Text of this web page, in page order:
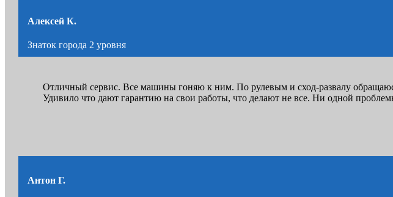
Алексей К.
Знаток города 2 уровня
Отличный сервис. Все машины гоняю к ним. По рулевым и сход-развалу
Удивило что дают гарантию на свои работы, что делают не все. Ни одной
Антон Г.